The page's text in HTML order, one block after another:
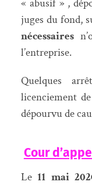
« abusif » ,
juges du fond,
nécessaires
l’entreprise.
Quelques
licenciement
dépourvu de
Cour
Le 11 mai